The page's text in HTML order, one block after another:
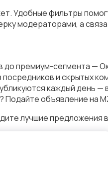
Удобные фильтры
модераторами, а
до премиум-сегмента —
и скрытых
каждый день
Подайте объявление на
лучшие предложения